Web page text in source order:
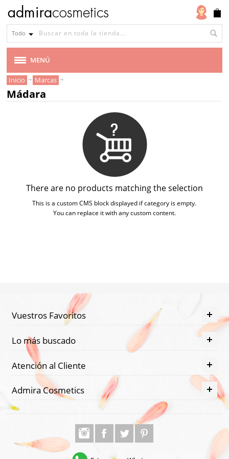
Todo
MENÚ
MARCAS
BIOCENTER
HERBERA
JOHN MASTER'S ORGANICS
JONZAC
KHADI
KURE BAZAAR
LILÀ COSMÈTICS
Inicio Marcas
Mádara
There are no products matching the selection
This is a custom CMS block displayed if category is empty.
You can replace it with any custom content.
Vuestros Favoritos
Lo más buscado
Atención al Cliente
Admira Cosmetics